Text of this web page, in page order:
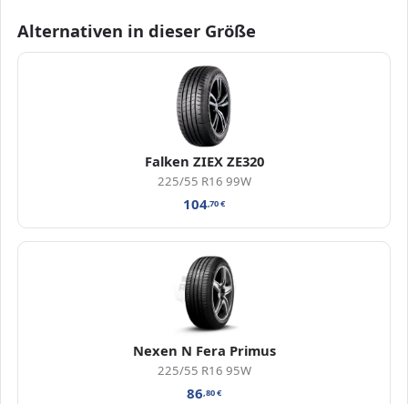
Alternativen in dieser Größe
Falken ZIEX ZE320
225/55 R16 99W
104,70€
Nexen N Fera Primus
225/55 R16 95W
86,80€